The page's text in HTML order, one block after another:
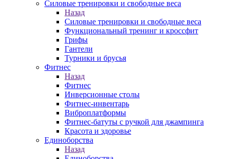
Силовые тренировки и свободные веса
Назад
Силовые тренировки и свободные веса
Функциональный тренинг и кроссфит
Грифы
Гантели
Турники и брусья
Фитнес
Назад
Фитнес
Инверсионные столы
Фитнес-инвентарь
Виброплатформы
Фитнес-батуты с ручкой для джампинга
Красота и здоровье
Единоборства
Назад